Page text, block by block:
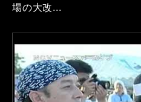
場の大改...